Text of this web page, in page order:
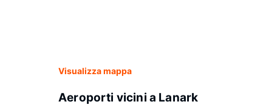
Visualizza mappa
Aeroporti vicini a Lanark